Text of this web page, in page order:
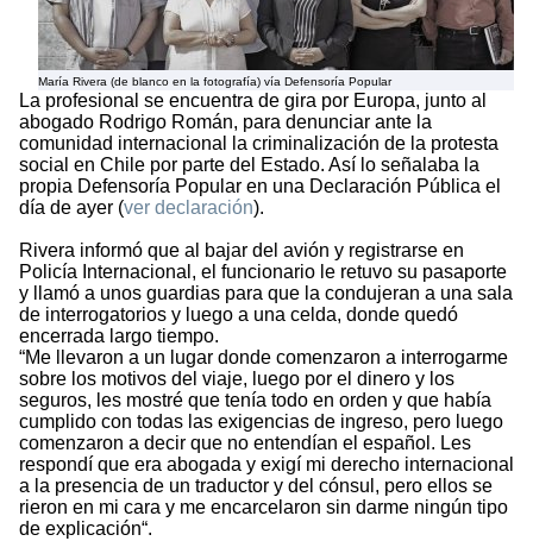
María Rivera (de blanco en la fotografía) vía Defensoría Popular
La profesional se encuentra de gira por Europa, junto al
abogado Rodrigo Román, para denunciar ante la
comunidad internacional la criminalización de la protesta
social en Chile por parte del Estado. Así lo señalaba la
propia Defensoría Popular en una Declaración Pública el
día de ayer (ver declaración).
Rivera informó que al bajar del avión y registrarse en
Policía Internacional, el funcionario le retuvo su pasaporte
y llamó a unos guardias para que la condujeran a una sala
de interrogatorios y luego a una celda, donde quedó
encerrada largo tiempo.
“Me llevaron a un lugar donde comenzaron a interrogarme
sobre los motivos del viaje, luego por el dinero y los
seguros, les mostré que tenía todo en orden y que había
cumplido con todas las exigencias de ingreso, pero luego
comenzaron a decir que no entendían el español. Les
respondí que era abogada y exigí mi derecho internacional
a la presencia de un traductor y del cónsul, pero ellos se
rieron en mi cara y me encarcelaron sin darme ningún tipo
de explicación“.